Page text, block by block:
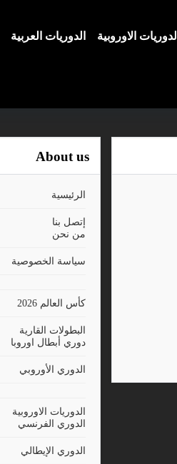
الدوريات الاوروبية الدوريات العربية
About us
الرئيسية
إتصل بنا
من نحن
سياسة الخصوصية
كأس العالم 2026
البطولات القارية
دوري أبطال اوروبا
الدوري الأوروبي
الدوريات الاوروبية
الدوري الفرنسي
الدوري الإيطالي